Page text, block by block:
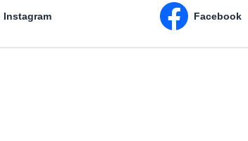
Instagram Facebook